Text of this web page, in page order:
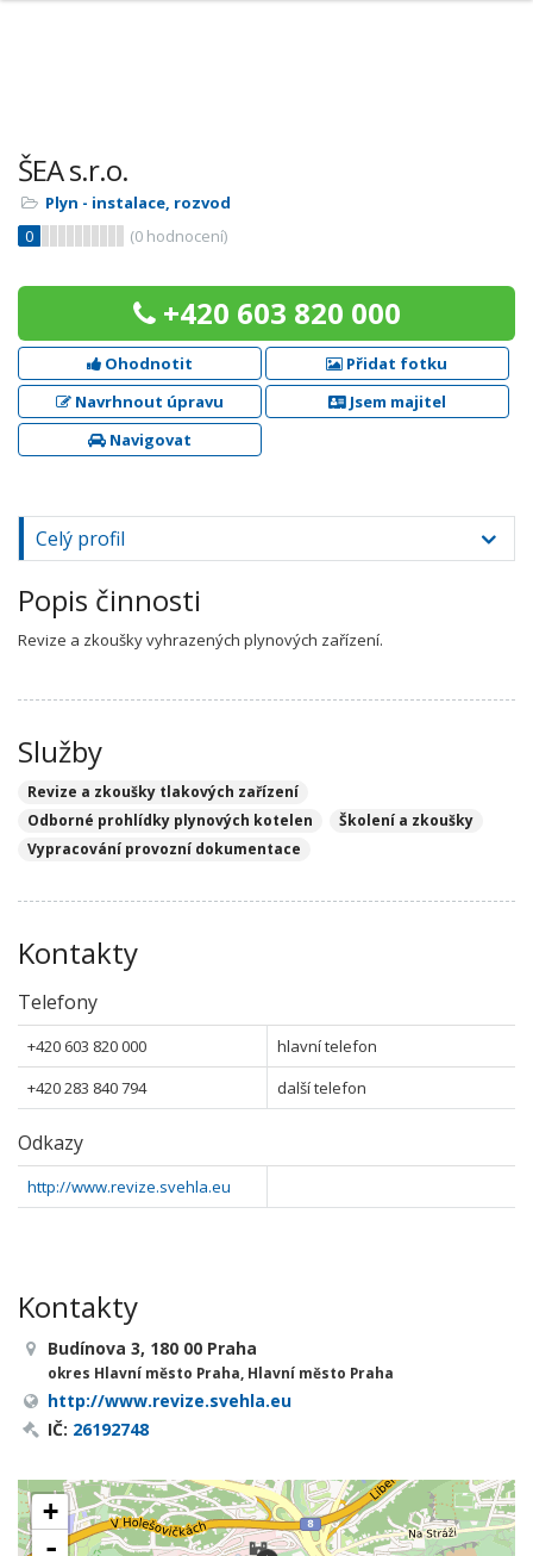
ŠEA s.r.o.
Plyn - instalace, rozvod
0
(0 hodnocení)
+420 603 820 000
Ohodnotit
Přidat fotku
Navrhnout úpravu
Jsem majitel
Navigovat
Celý profil
Popis činnosti
Revize a zkoušky vyhrazených plynových zařízení.
Služby
Revize a zkoušky tlakových zařízení
Odborné prohlídky plynových kotelen
Školení a zkoušky
Vypracování provozní dokumentace
Kontakty
Telefony
+420 603 820 000
hlavní telefon
+420 283 840 794
další telefon
Odkazy
http://www.revize.svehla.eu
Kontakty
Budínova 3, 180 00 Praha
okres Hlavní město Praha, Hlavní město Praha
http://www.revize.svehla.eu
IČ: 26192748
+
-